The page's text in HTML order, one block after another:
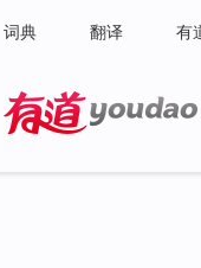
词典 翻译 有